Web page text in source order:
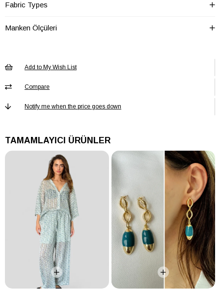
Fabric Types
Manken Ölçüleri
Add to My Wish List
Compare
Notify me when the price goes down
TAMAMLAYICI ÜRÜNLER